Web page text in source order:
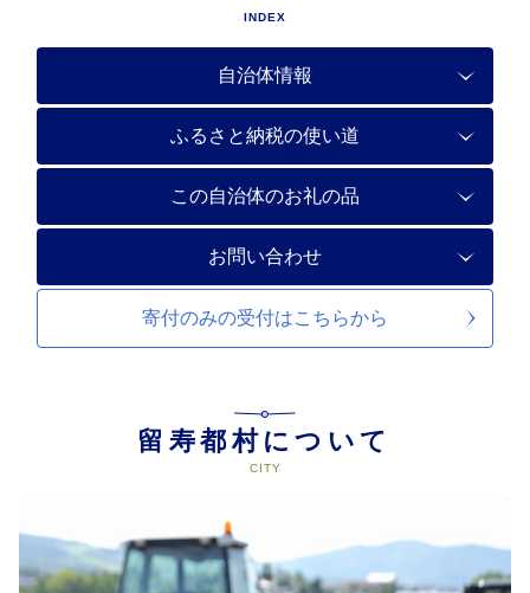
INDEX
自治体情報
ふるさと納税の使い道
この自治体のお礼の品
お問い合わせ
寄付のみの受付はこちらから
留寿都村について